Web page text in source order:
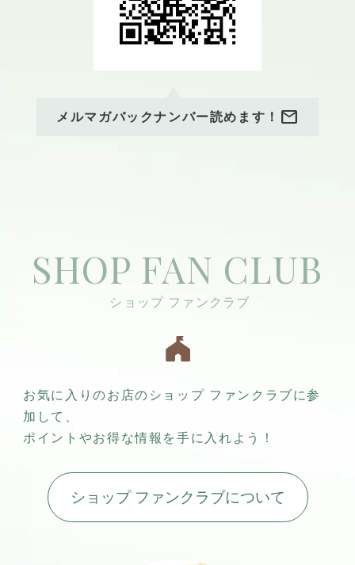
メルマガバックナンバー読めます！ mail
SHOP FAN CLUB
お気に入りのお店のショップ ファンクラブに参
加して、
ポイントやお得な情報を手に入れよう！
ショップ ファンクラブについて